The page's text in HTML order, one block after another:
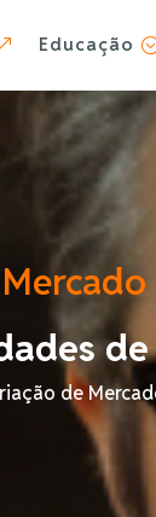
Educação
de